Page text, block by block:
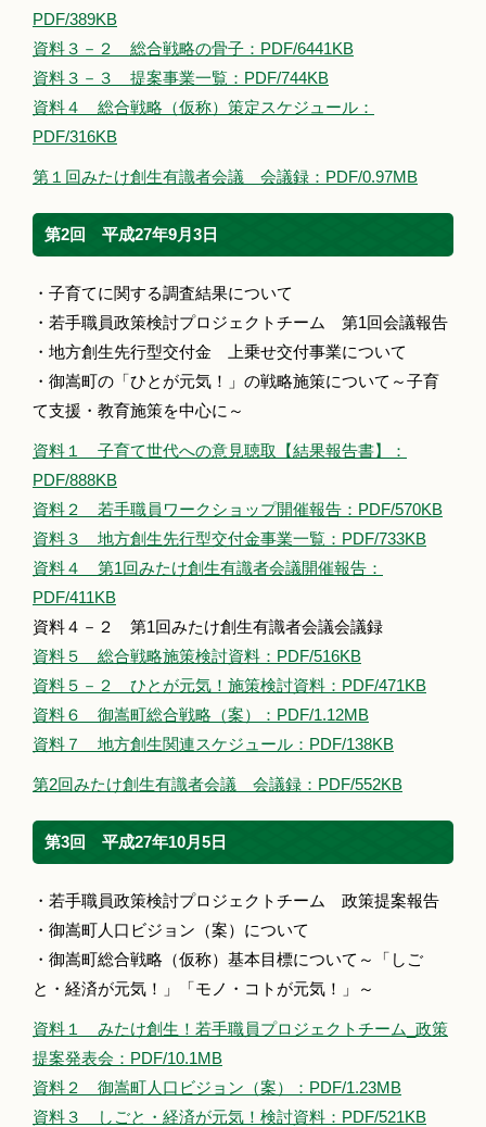
PDF/389KB
資料３－２ 総合戦略の骨子：PDF/6441KB
資料３－３ 提案事業一覧：PDF/744KB
資料４ 総合戦略（仮称）策定スケジュール：
PDF/316KB
第１回みたけ創生有識者会議 会議録：PDF/0.97MB
第2回 平成27年9月3日
・子育てに関する調査結果について
・若手職員政策検討プロジェクトチーム 第1回会議報告
・地方創生先行型交付金 上乗せ交付事業について
・御嵩町の「ひとが元気！」の戦略施策について～子育
て支援・教育施策を中心に～
資料１ 子育て世代への意見聴取【結果報告書】：
PDF/888KB
資料２ 若手職員ワークショップ開催報告：PDF/570KB
資料３ 地方創生先行型交付金事業一覧：PDF/733KB
資料４ 第1回みたけ創生有識者会議開催報告：
PDF/411KB
資料４－２ 第1回みたけ創生有識者会議会議録
資料５ 総合戦略施策検討資料：PDF/516KB
資料５－２ ひとが元気！施策検討資料：PDF/471KB
資料６ 御嵩町総合戦略（案）：PDF/1.12MB
資料７ 地方創生関連スケジュール：PDF/138KB
第2回みたけ創生有識者会議 会議録：PDF/552KB
第3回 平成27年10月5日
・若手職員政策検討プロジェクトチーム 政策提案報告
・御嵩町人口ビジョン（案）について
・御嵩町総合戦略（仮称）基本目標について～「しご
と・経済が元気！」「モノ・コトが元気！」～
資料１ みたけ創生！若手職員プロジェクトチーム_政策
提案発表会：PDF/10.1MB
資料２ 御嵩町人口ビジョン（案）：PDF/1.23MB
資料３ しごと・経済が元気！検討資料：PDF/521KB